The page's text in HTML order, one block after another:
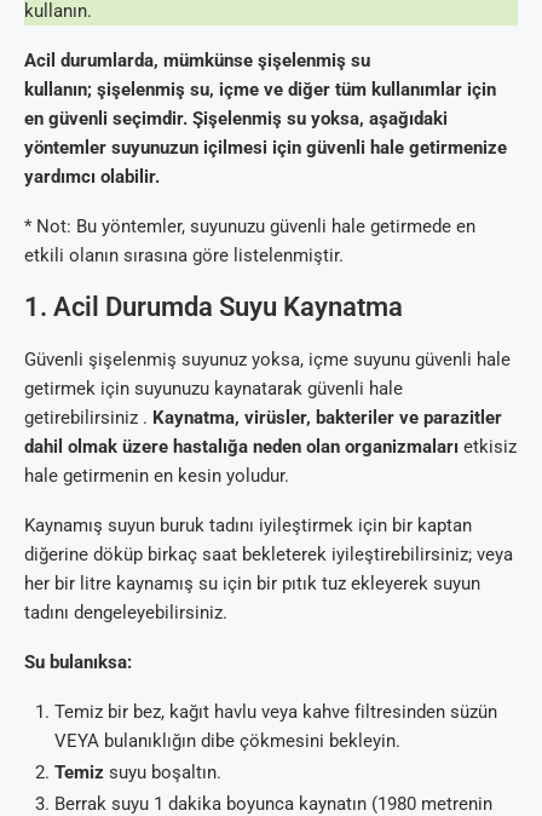
kullanın.
Acil durumlarda, mümkünse şişelenmiş su
kullanın; şişelenmiş su, içme ve diğer tüm kullanımlar için
en güvenli seçimdir. Şişelenmiş su yoksa, aşağıdaki
yöntemler suyunuzun içilmesi için güvenli hale getirmenize
yardımcı olabilir.
* Not: Bu yöntemler, suyunuzu güvenli hale getirmede en
etkili olanın sırasına göre listelenmiştir.
1. Acil Durumda Suyu Kaynatma
Güvenli şişelenmiş suyunuz yoksa, içme suyunu güvenli hale
getirmek için suyunuzu kaynatarak güvenli hale
getirebilirsiniz . Kaynatma, virüsler, bakteriler ve parazitler
dahil olmak üzere hastalığa neden olan organizmaları etkisiz
hale getirmenin en kesin yoludur.
Kaynamış suyun buruk tadını iyileştirmek için bir kaptan
diğerine döküp birkaç saat bekleterek iyileştirebilirsiniz; veya
her bir litre kaynamış su için bir pıtık tuz ekleyerek suyun
tadını dengeleyebilirsiniz.
Su bulanıksa:
Temiz bir bez, kağıt havlu veya kahve filtresinden süzün
VEYA bulanıklığın dibe çökmesini bekleyin.
Temiz suyu boşaltın.
Berrak suyu 1 dakika boyunca kaynatın (1980 metrenin